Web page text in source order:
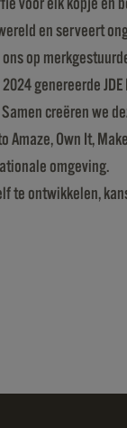
voor elk kopje en
en serveert
op
genereerde
creëren we
Amaze, Own It,
omgeving.
te ontwikkelen,